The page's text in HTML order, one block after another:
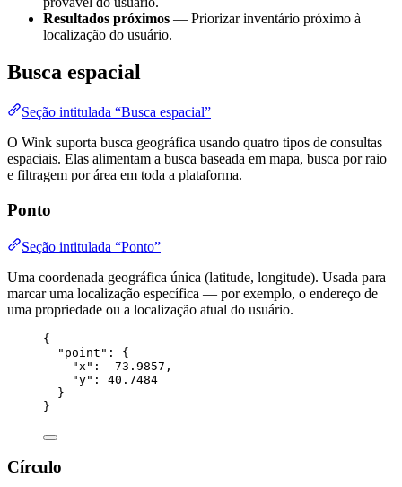
Resultados próximos — Priorizar inventário próximo à
localização do usuário.
Busca espacial
Seção intitulada “Busca espacial”
O Wink suporta busca geográfica usando quatro tipos de consultas
espaciais. Elas alimentam a busca baseada em mapa, busca por raio
e filtragem por área em toda a plataforma.
Ponto
Seção intitulada “Ponto”
Uma coordenada geográfica única (latitude, longitude). Usada para
marcar uma localização específica — por exemplo, o endereço de
uma propriedade ou a localização atual do usuário.
{
"point" : {
"x" : -73.9857 ,
"y" : 40.7484
}
}
Círculo